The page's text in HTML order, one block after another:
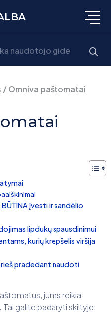
/Omniva paštomatai
įvesti ir sandėlio
lipdukų spausdinimui
kurių krepšelis viršija
pradedant naudoti
jums reikia
galite padaryti skiltyje: